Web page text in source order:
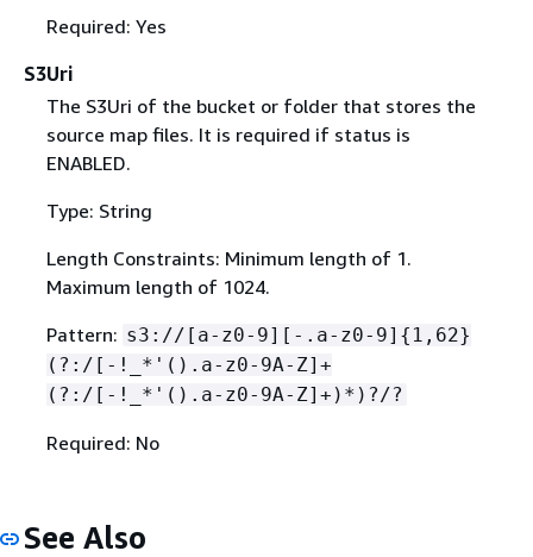
Required: Yes
S3Uri
The S3Uri of the bucket or folder that stores the
source map files. It is required if status is
ENABLED.
Type: String
Length Constraints: Minimum length of 1.
Maximum length of 1024.
Pattern: s3://[a-z0-9][-.a-z0-9] { 1,62}
(?:/[-!_*'().a-z0-9A-Z]+
(?:/[-!_*'().a-z0-9A-Z]+)*)?/?
Required: No
See Also